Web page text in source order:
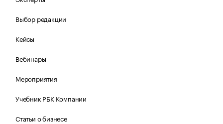
Выбор редакции
Кейсы
Вебинары
Мероприятия
Учебник РБК Компании
Статьи о бизнесе